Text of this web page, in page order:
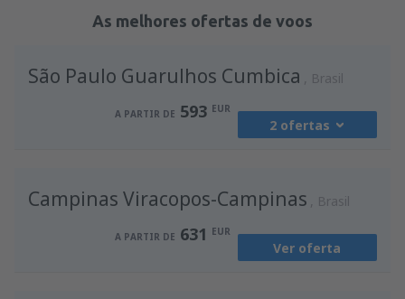
As melhores ofertas de voos
São Paulo Guarulhos Cumbica Brasil
A PARTIR DE 593 EUR
2 ofertas
A PARTIR DE 593EUR
Porto, Francisco Sá Carneiro (OPO)
Campinas Viracopos-Campinas Brasil
A PARTIR DE 631 EUR
Ver oferta